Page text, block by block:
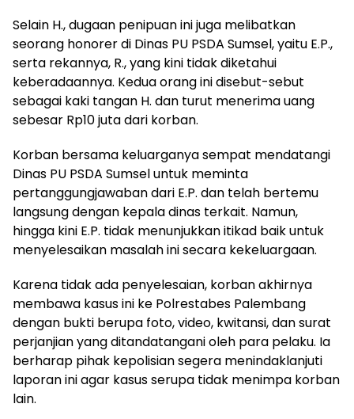
Selain H., dugaan penipuan ini juga melibatkan
seorang honorer di Dinas PU PSDA Sumsel, yaitu E.P.,
serta rekannya, R., yang kini tidak diketahui
keberadaannya. Kedua orang ini disebut-sebut
sebagai kaki tangan H. dan turut menerima uang
sebesar Rp10 juta dari korban.
Korban bersama keluarganya sempat mendatangi
Dinas PU PSDA Sumsel untuk meminta
pertanggungjawaban dari E.P. dan telah bertemu
langsung dengan kepala dinas terkait. Namun,
hingga kini E.P. tidak menunjukkan itikad baik untuk
menyelesaikan masalah ini secara kekeluargaan.
Karena tidak ada penyelesaian, korban akhirnya
membawa kasus ini ke Polrestabes Palembang
dengan bukti berupa foto, video, kwitansi, dan surat
perjanjian yang ditandatangani oleh para pelaku. Ia
berharap pihak kepolisian segera menindaklanjuti
laporan ini agar kasus serupa tidak menimpa korban
lain.